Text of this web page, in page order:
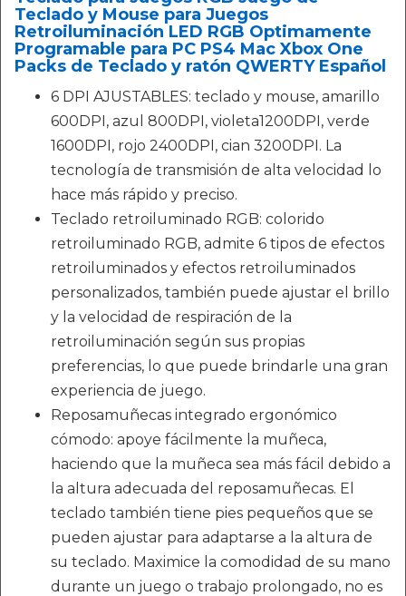
Teclado y Mouse para Juegos
Retroiluminación LED RGB Optimamente
Programable para PC PS4 Mac Xbox One
Packs de Teclado y ratón QWERTY Español
6 DPI AJUSTABLES: teclado y mouse, amarillo
600DPI, azul 800DPI, violeta1200DPI, verde
1600DPI, rojo 2400DPI, cian 3200DPI. La
tecnología de transmisión de alta velocidad lo
hace más rápido y preciso.
Teclado retroiluminado RGB: colorido
retroiluminado RGB, admite 6 tipos de efectos
retroiluminados y efectos retroiluminados
personalizados, también puede ajustar el brillo
y la velocidad de respiración de la
retroiluminación según sus propias
preferencias, lo que puede brindarle una gran
experiencia de juego.
Reposamuñecas integrado ergonómico
cómodo: apoye fácilmente la muñeca,
haciendo que la muñeca sea más fácil debido a
la altura adecuada del reposamuñecas. El
teclado también tiene pies pequeños que se
pueden ajustar para adaptarse a la altura de
su teclado. Maximice la comodidad de su mano
durante un juego o trabajo prolongado, no es